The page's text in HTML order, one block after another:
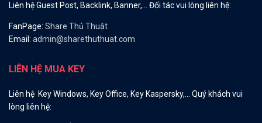
Liên hệ Guest Post, Backlink, Banner,… Đối tác vui lòng liên hệ:
FanPage: Share Thủ Thuật
Email: admin@sharethuthuat.com
LIÊN HỆ MUA KEY
Liên hệ Key Windows, Key Office, Key Kaspersky,… Quý khách vui
lòng liên hệ: